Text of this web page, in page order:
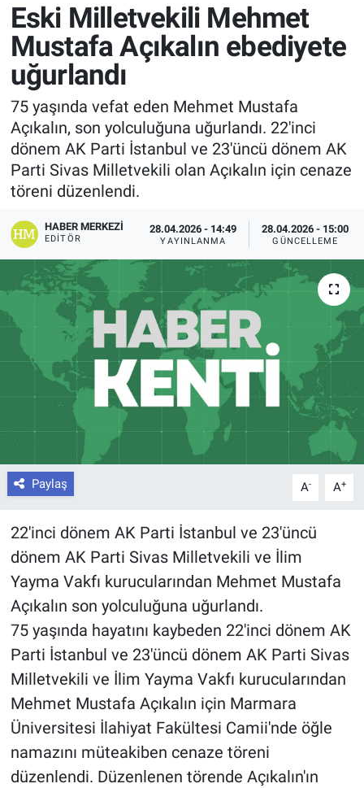
Eski Milletvekili Mehmet
Mustafa Açıkalın ebediyete
uğurlandı
75 yaşında vefat eden Mehmet Mustafa
Açıkalın, son yolculuğuna uğurlandı. 22'inci
dönem AK Parti İstanbul ve 23'üncü dönem AK
Parti Sivas Milletvekili olan Açıkalın için cenaze
töreni düzenlendi.
HABER MERKEZI
EDITÖR
28.04.2026 - 14:49
YAYINLANMA
28.04.2026 - 15:00
GÜNCELLEME
Paylaş A- A+
22'inci dönem AK Parti İstanbul ve 23'üncü
dönem AK Parti Sivas Milletvekili ve İlim
Yayma Vakfı kurucularından Mehmet Mustafa
Açıkalın son yolculuğuna uğurlandı.
75 yaşında hayatını kaybeden 22'inci dönem AK
Parti İstanbul ve 23'üncü dönem AK Parti Sivas
Milletvekili ve İlim Yayma Vakfı kurucularından
Mehmet Mustafa Açıkalın için Marmara
Üniversitesi İlahiyat Fakültesi Camii'nde öğle
namazını müteakiben cenaze töreni
düzenlendi. Düzenlenen törende Açıkalın'ın